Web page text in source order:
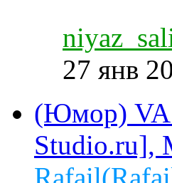
27 янв
(Юмор) VA
Studio.ru],